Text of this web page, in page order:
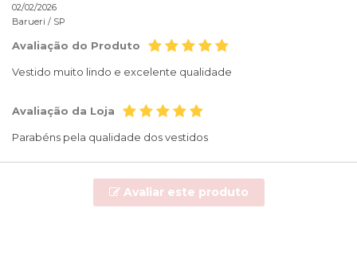
02/02/2026
Barueri / SP
Avaliação do Produto
Vestido muito lindo e excelente qualidade
Avaliação da Loja
Parabéns pela qualidade dos vestidos
Avaliar este produto